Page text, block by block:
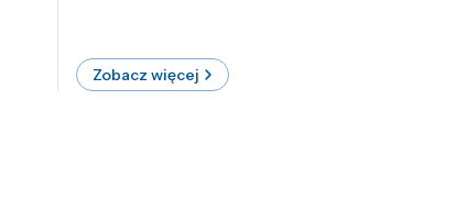
Zobacz więcej